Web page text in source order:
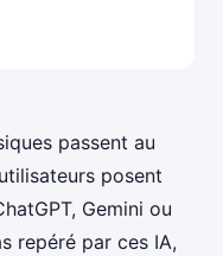
passent au
posent
Gemini ou
repéré par ces IA,